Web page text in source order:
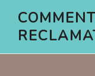
contenu